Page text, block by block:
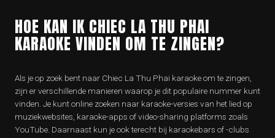
HOE KAN IK CHIEC LA THU PHAI
KARAOKE VINDEN OM TE ZINGEN?
Als je op zoek bent naar Chiec La Thu Phai karaoke om te zingen,
zijn er verschillende manieren waarop je dit populaire nummer kunt
vinden. Je kunt online zoeken naar karaoke-versies van het lied op
muziekwebsites, karaoke-apps of video-sharing platforms zoals
YouTube. Daarnaast kun je ook terecht bij karaokebars of -clubs